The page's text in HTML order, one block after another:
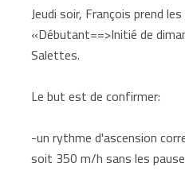
Jeudi soir, François prend
«Débutant==>Initié de
Salettes.
Le but est de confirmer:
-un rythme d'ascension
soit 350 m/h sans les